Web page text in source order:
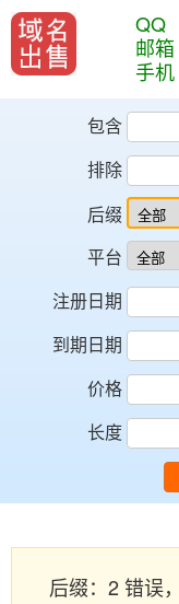
QQ
邮箱
手机
包含
排除
后缀
平台
注册日期
到期日期
价格
长度
后缀：2 错误